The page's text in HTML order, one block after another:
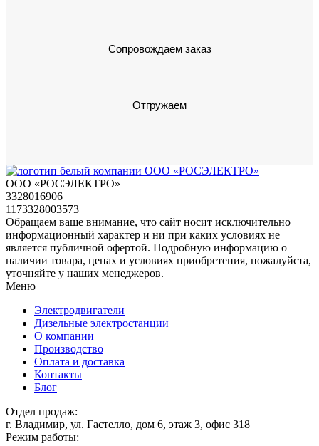
Сопровождаем заказ
Отгружаем
ООО «РОСЭЛЕКТРО»
3328016906
1173328003573
Обращаем ваше внимание, что сайт носит исключительно
информационный характер и ни при каких условиях не
является публичной офертой. Подробную информацию о
наличии товара, ценах и условиях приобретения, пожалуйста,
уточняйте у наших менеджеров.
Меню
Электродвигатели
Дизельные электростанции
О компании
Производство
Оплата и доставка
Контакты
Блог
Отдел продаж:
г. Владимир, ул. Гастелло, дом 6, этаж 3, офис 318
Режим работы: